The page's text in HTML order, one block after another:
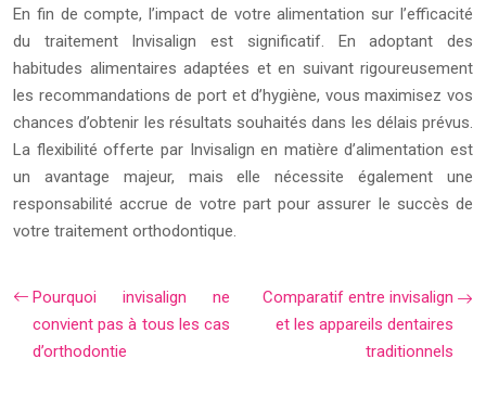
En fin de compte, l’impact de votre alimentation sur l’efficacité
du traitement Invisalign est significatif. En adoptant des
habitudes alimentaires adaptées et en suivant rigoureusement
les recommandations de port et d’hygiène, vous maximisez vos
chances d’obtenir les résultats souhaités dans les délais prévus.
La flexibilité offerte par Invisalign en matière d’alimentation est
un avantage majeur, mais elle nécessite également une
responsabilité accrue de votre part pour assurer le succès de
votre traitement orthodontique.
Pourquoi invisalign ne
convient pas à tous les cas
d’orthodontie
Comparatif entre invisalign
et les appareils dentaires
traditionnels